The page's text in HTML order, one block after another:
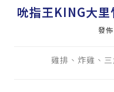
吮指王KING大
式炸雞加盟｜炸發
雞排、炸雞、